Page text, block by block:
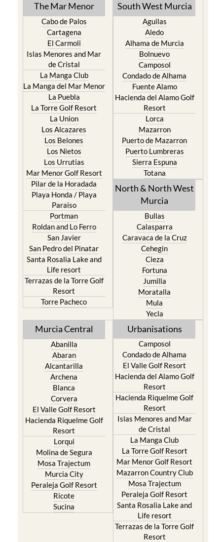
The Mar Menor
Cabo de Palos
Cartagena
El Carmoli
Islas Menores and Mar
de Cristal
La Manga Club
La Manga del Mar Menor
La Puebla
La Torre Golf Resort
La Union
Los Alcazares
Los Belones
Los Nietos
Los Urrutias
Mar Menor Golf Resort
Pilar de la Horadada
Playa Honda / Playa
Paraiso
Portman
Roldan and Lo Ferro
San Javier
San Pedro del Pinatar
Santa Rosalia Lake and
Life resort
Terrazas de la Torre Golf
Resort
Torre Pacheco
South West Murcia
Aguilas
Aledo
Alhama de Murcia
Bolnuevo
Camposol
Condado de Alhama
Fuente Alamo
Hacienda del Alamo Golf
Resort
Lorca
Mazarron
Puerto de Mazarron
Puerto Lumbreras
Sierra Espuna
Totana
North & North West
Murcia
Bullas
Calasparra
Caravaca de la Cruz
Cehegin
Cieza
Fortuna
Jumilla
Moratalla
Mula
Yecla
Murcia Central
Abanilla
Abaran
Alcantarilla
Archena
Blanca
Corvera
El Valle Golf Resort
Hacienda Riquelme Golf
Resort
Lorqui
Molina de Segura
Mosa Trajectum
Murcia City
Peraleja Golf Resort
Ricote
Sucina
Urbanisations
Camposol
Condado de Alhama
El Valle Golf Resort
Hacienda del Alamo Golf
Resort
Hacienda Riquelme Golf
Resort
Islas Menores and Mar
de Cristal
La Manga Club
La Torre Golf Resort
Mar Menor Golf Resort
Mazarron Country Club
Mosa Trajectum
Peraleja Golf Resort
Santa Rosalia Lake and
Life resort
Terrazas de la Torre Golf
Resort